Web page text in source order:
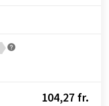
104,27 fr.